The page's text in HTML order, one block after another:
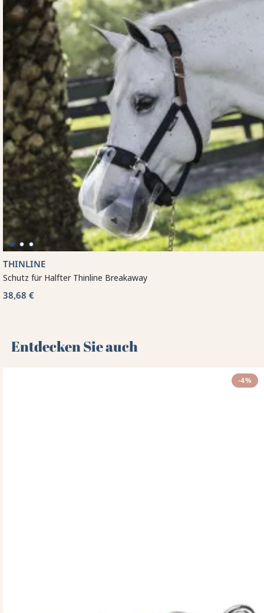
THINLINE
Schutz für Halfter Thinline Breakaway
38,68 €
Entdecken Sie auch 🌻
-4%